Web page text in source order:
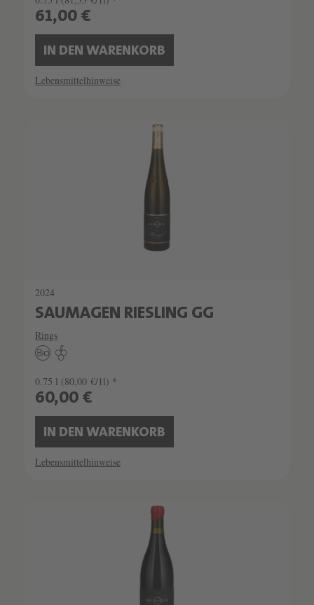
61,00 €
IN DEN WARENKORB
Lebensmittelhinweise
2024
SAUMAGEN RIESLING GG
Rings
0.75 l (80,00 €/1l) *
60,00 €
IN DEN WARENKORB
Lebensmittelhinweise